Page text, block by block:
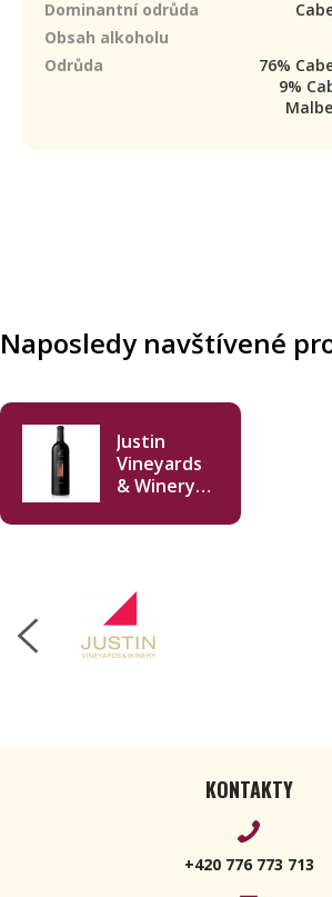
Dominantní odrůda
Obsah alkoholu
Odrůda
76%
9%
Naposledy navštívené
Justin
Vineyards
& Winery
Reserve
KONTAKTY
+420 776 773 713